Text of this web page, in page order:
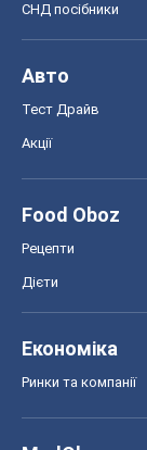
СНД посібники
Авто
Тест Драйв
Акції
Food Oboz
Рецепти
Дієти
Економіка
Ринки та компанії